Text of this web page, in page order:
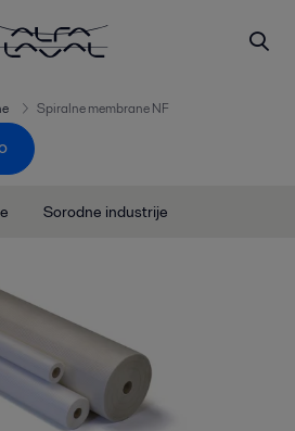
Spiralne membrane NF
Sorodne industrije